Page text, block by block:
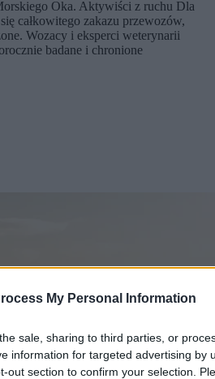
My Personal Information
sale, sharing to third parties, or
information for targeted advertising by
out section to confirm your selection.
Oka. Aktywiści z ruchu Dla
całkowitego zakazu przewozów,
Wozacy i eksperci weterynarii
badane i chronione